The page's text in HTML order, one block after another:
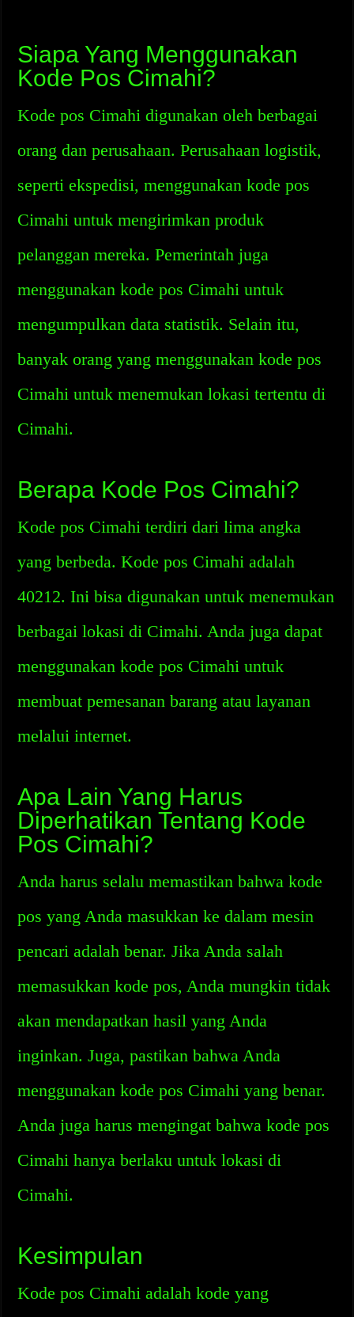
Siapa Yang Menggunakan
Kode Pos Cimahi?
Kode pos Cimahi digunakan oleh berbagai
orang dan perusahaan. Perusahaan logistik,
seperti ekspedisi, menggunakan kode pos
Cimahi untuk mengirimkan produk
pelanggan mereka. Pemerintah juga
menggunakan kode pos Cimahi untuk
mengumpulkan data statistik. Selain itu,
banyak orang yang menggunakan kode pos
Cimahi untuk menemukan lokasi tertentu di
Cimahi.
Berapa Kode Pos Cimahi?
Kode pos Cimahi terdiri dari lima angka
yang berbeda. Kode pos Cimahi adalah
40212. Ini bisa digunakan untuk menemukan
berbagai lokasi di Cimahi. Anda juga dapat
menggunakan kode pos Cimahi untuk
membuat pemesanan barang atau layanan
melalui internet.
Apa Lain Yang Harus
Diperhatikan Tentang Kode
Pos Cimahi?
Anda harus selalu memastikan bahwa kode
pos yang Anda masukkan ke dalam mesin
pencari adalah benar. Jika Anda salah
memasukkan kode pos, Anda mungkin tidak
akan mendapatkan hasil yang Anda
inginkan. Juga, pastikan bahwa Anda
menggunakan kode pos Cimahi yang benar.
Anda juga harus mengingat bahwa kode pos
Cimahi hanya berlaku untuk lokasi di
Cimahi.
Kesimpulan
Kode pos Cimahi adalah kode yang